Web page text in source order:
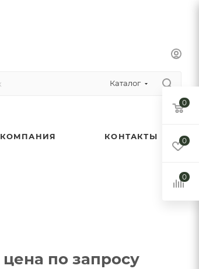
Каталог
КОМПАНИЯ КОНТАКТЫ
цена по запросу
0
0
0